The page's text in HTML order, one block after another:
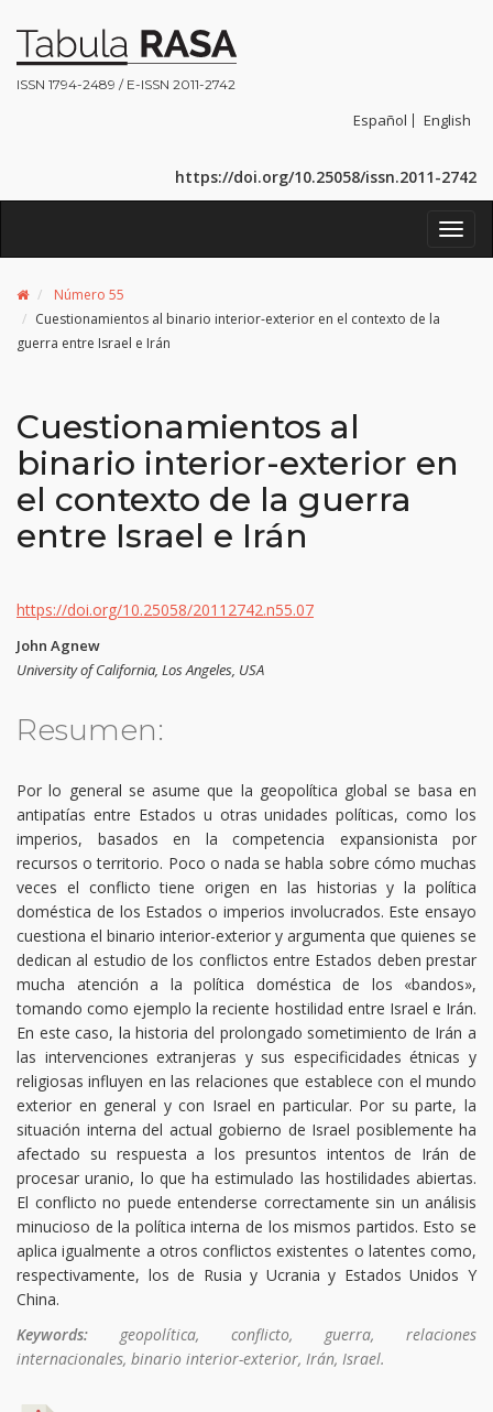
ISSN 1794-2489 / E-ISSN 2011-2742
Español English
https://doi.org/10.25058/issn.2011-2742
Número 55
Cuestionamientos al binario interior-exterior en el contexto de la
guerra entre Israel e Irán
Cuestionamientos al
binario interior-exterior en
el contexto de la guerra
entre Israel e Irán
https://doi.org/10.25058/20112742.n55.07
John Agnew
University of California, Los Angeles, USA
Resumen:
Por lo general se asume que la geopolítica global se basa en
antipatías entre Estados u otras unidades políticas, como los
imperios, basados en la competencia expansionista por
recursos o territorio. Poco o nada se habla sobre cómo muchas
veces el conflicto tiene origen en las historias y la política
doméstica de los Estados o imperios involucrados. Este ensayo
cuestiona el binario interior-exterior y argumenta que quienes se
dedican al estudio de los conflictos entre Estados deben prestar
mucha atención a la política doméstica de los «bandos»,
tomando como ejemplo la reciente hostilidad entre Israel e Irán.
En este caso, la historia del prolongado sometimiento de Irán a
las intervenciones extranjeras y sus especificidades étnicas y
religiosas influyen en las relaciones que establece con el mundo
exterior en general y con Israel en particular. Por su parte, la
situación interna del actual gobierno de Israel posiblemente ha
afectado su respuesta a los presuntos intentos de Irán de
procesar uranio, lo que ha estimulado las hostilidades abiertas.
El conflicto no puede entenderse correctamente sin un análisis
minucioso de la política interna de los mismos partidos. Esto se
aplica igualmente a otros conflictos existentes o latentes como,
respectivamente, los de Rusia y Ucrania y Estados Unidos Y
China.
Keywords: geopolítica, conflicto, guerra, relaciones
internacionales, binario interior-exterior, Irán, Israel.